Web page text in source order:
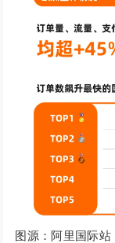
图源：阿里国际站